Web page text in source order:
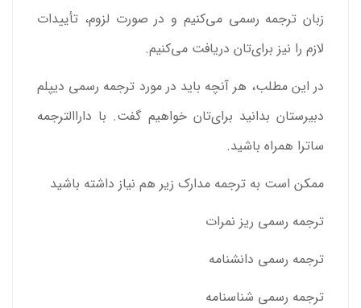
زبان ترجمه رسمی می‌کنیم و در صورت لزوم، تأییدات
لازم را نیز برای‌تان دریافت می‌کنیم.
در این مطلب، هر آنچه باید در مورد ترجمه رسمی دیپلم
دبیرستان بدانید برای‌تان خواهیم گفت. با داراالترجمه
ساترا همراه باشید.
ممکن است به ترجمه مدارک زیر هم نیاز داشته باشید
ترجمه رسمی ریز نمرات
ترجمه رسمی دانشنامه
ترجمه رسمی شناسنامه